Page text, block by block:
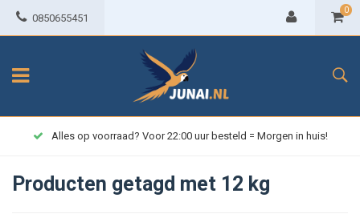
0850655451
0
Alles op voorraad? Voor 22:00 uur besteld = Morgen in huis!
Producten getagd met 12 kg